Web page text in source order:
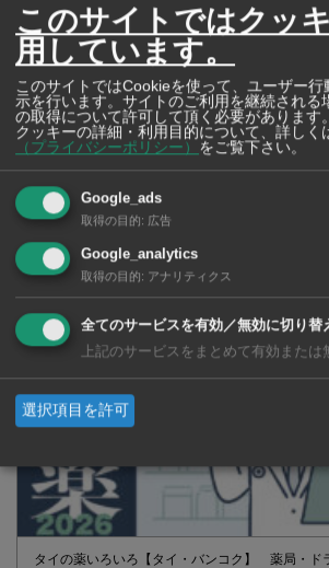
SNSで毎日ニュースを配信中！
タイの薬いろいろ【タイ・バンコク】 薬局・ド
このサイトではクッ
用しています。
このサイトではCookieを使って、ユーザー
示を行います。サイトのご利用を継続される
の取得について許可して頂く必要があります。
クッキーの詳細・利用目的について、詳しく
（プライバシーポリシー）
をご覧下さい。
Google_ads
取得の目的: 広告
Google_analytics
取得の目的: アナリティクス
全てのサービスを有効／無効に切り替
上記のサービスをまとめて有効または
選択項目を許可